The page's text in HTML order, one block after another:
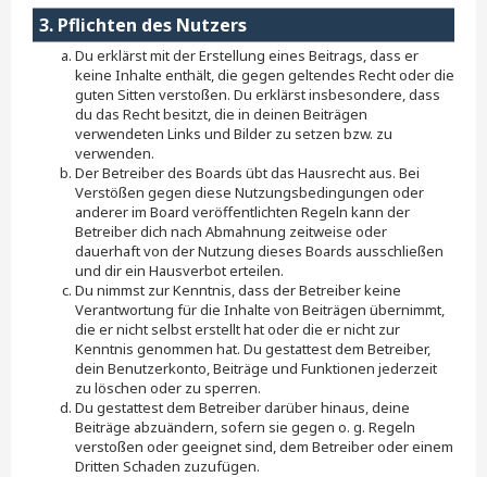
3. Pflichten des Nutzers
Du erklärst mit der Erstellung eines Beitrags, dass er
keine Inhalte enthält, die gegen geltendes Recht oder die
guten Sitten verstoßen. Du erklärst insbesondere, dass
du das Recht besitzt, die in deinen Beiträgen
verwendeten Links und Bilder zu setzen bzw. zu
verwenden.
Der Betreiber des Boards übt das Hausrecht aus. Bei
Verstößen gegen diese Nutzungsbedingungen oder
anderer im Board veröffentlichten Regeln kann der
Betreiber dich nach Abmahnung zeitweise oder
dauerhaft von der Nutzung dieses Boards ausschließen
und dir ein Hausverbot erteilen.
Du nimmst zur Kenntnis, dass der Betreiber keine
Verantwortung für die Inhalte von Beiträgen übernimmt,
die er nicht selbst erstellt hat oder die er nicht zur
Kenntnis genommen hat. Du gestattest dem Betreiber,
dein Benutzerkonto, Beiträge und Funktionen jederzeit
zu löschen oder zu sperren.
Du gestattest dem Betreiber darüber hinaus, deine
Beiträge abzuändern, sofern sie gegen o. g. Regeln
verstoßen oder geeignet sind, dem Betreiber oder einem
Dritten Schaden zuzufügen.